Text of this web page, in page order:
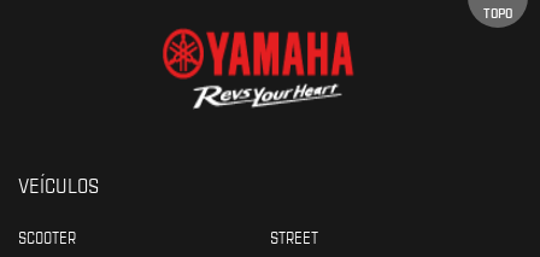
TOPO
VEÍCULOS
SCOOTER
STREET